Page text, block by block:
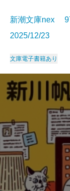
新潮文庫nex
2025/12/23
文庫電子書籍あり